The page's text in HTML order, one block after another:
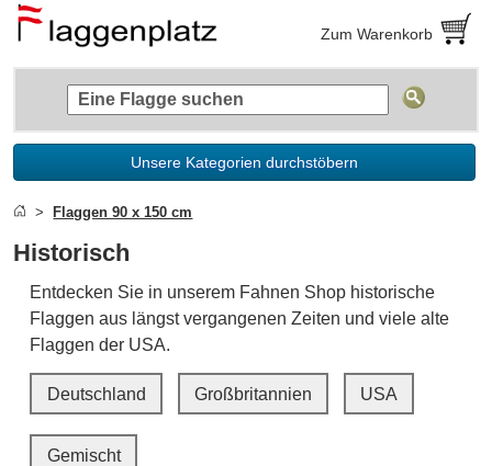
Zum Warenkorb
Unsere Kategorien durchstöbern
Flaggen 90 x 150 cm
Historisch
Entdecken Sie in unserem Fahnen Shop historische
Flaggen aus längst vergangenen Zeiten und viele alte
Flaggen der USA.
Deutschland Großbritannien USA
Gemischt